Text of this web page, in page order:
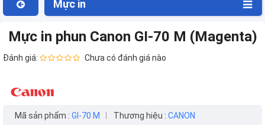
Mực in
Mực in phun Canon GI-70 M (Magenta)
Đánh giá: Chưa có đánh giá nào
Mã sản phẩm : GI-70 M Thương hiệu : CANON